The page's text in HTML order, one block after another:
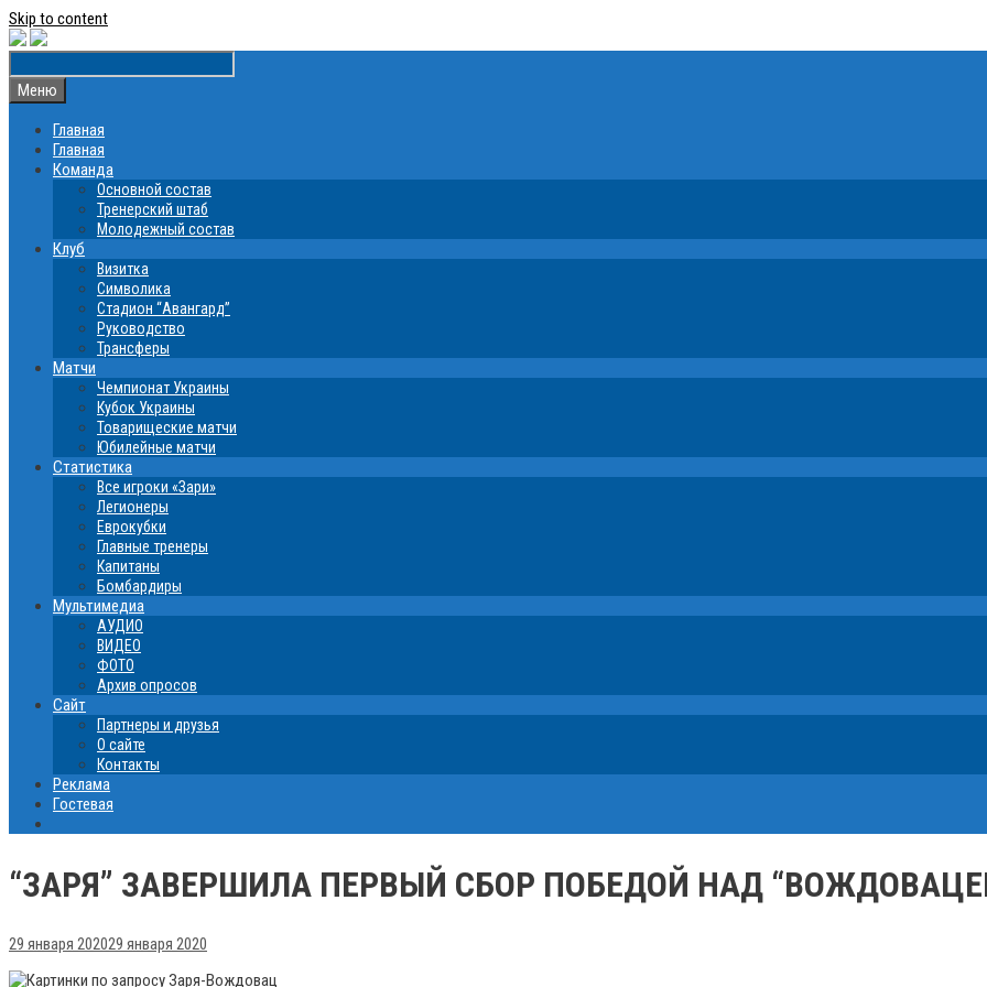
Skip to content
Меню
Главная
Главная
Команда
Основной состав
Тренерский штаб
Молодежный состав
Клуб
Визитка
Символика
Стадион “Авангард”
Руководство
Трансферы
Матчи
Чемпионат Украины
Кубок Украины
Товарищеские матчи
Юбилейные матчи
Статистика
Все игроки «Зари»
Легионеры
Еврокубки
Главные тренеры
Капитаны
Бомбардиры
Мультимедиа
АУДИО
ВИДЕО
ФОТО
Архив опросов
Сайт
Партнеры и друзья
О сайте
Контакты
Реклама
Гостевая
“ЗАРЯ” ЗАВЕРШИЛА ПЕРВЫЙ СБОР ПОБЕДОЙ НАД
29 января 202029 января 2020